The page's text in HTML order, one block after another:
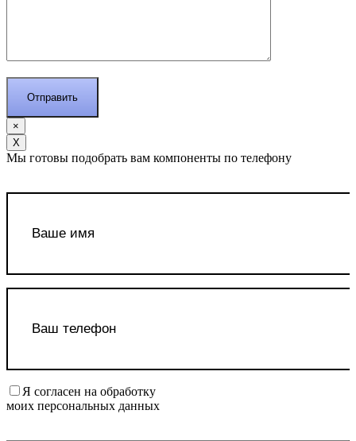
×
Х
Мы готовы подобрать вам компоненты по телефону
Я согласен на обработку
моих персональных данных